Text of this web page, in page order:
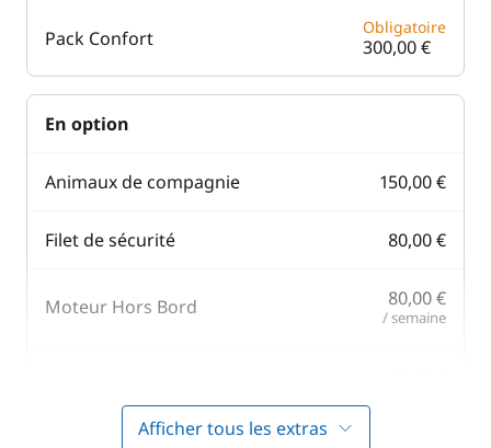
Pack Confort Obligatoire
300,00 €
En option
Animaux de compagnie 150,00 €
Filet de sécurité 80,00 €
Moteur Hors Bord 80,00 €
/ semaine
Afficher tous les extras